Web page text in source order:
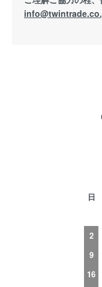
日
2
9
16